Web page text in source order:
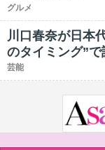
グルメ
川口春奈が日本
のタイミング”で
芸能